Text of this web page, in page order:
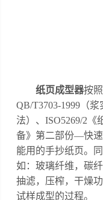
纸页成型器按
QB/T3703-1999（
法）、ISO5269/2《
备》第二部份—快
能用的手抄纸页。
如：玻璃纤维，碳
抽滤，压榨，干燥
试样成型的过程。